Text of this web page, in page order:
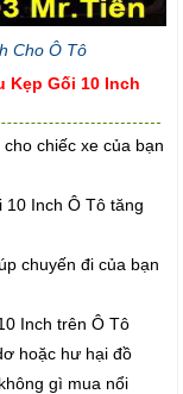
Cho Ô Tô
Kẹp Gối 10 Inch
chiếc xe của bạn
10 Inch Ô Tô tăng
chuyến đi của bạn
Inch trên Ô Tô
hoặc hư hại đồ
gì mua nổi